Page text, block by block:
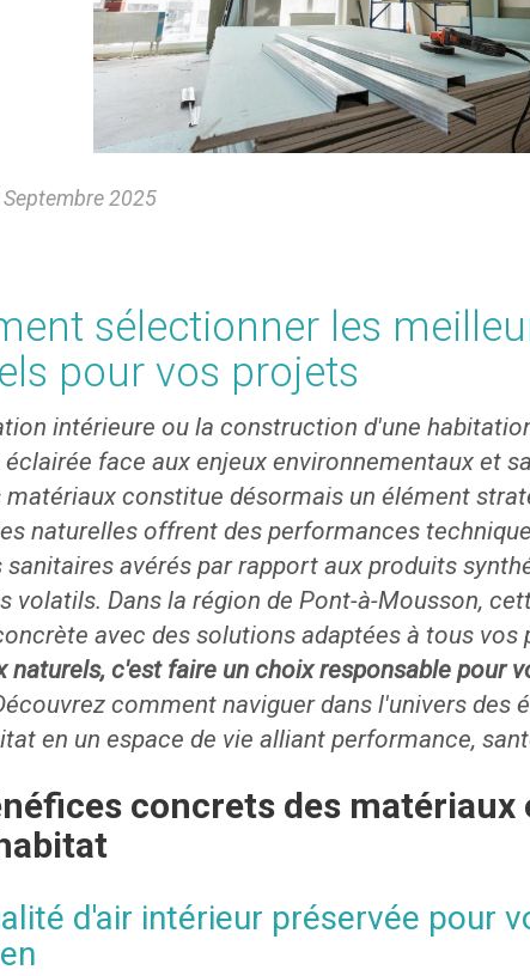
2025
sélectionner les
pour vos projets
intérieure ou la construction d'une
face aux enjeux environnementaux et
matériaux constitue désormais un élément
naturelles offrent des performances
sanitaires avérés par rapport aux produits
volatils. Dans la région de Pont-à-Mousson,
avec des solutions adaptées à tous vos
naturels, c'est faire un choix responsable pour
comment naviguer dans l'univers des
en un espace de vie alliant performance,
concrets des
d'air intérieur préservée pour